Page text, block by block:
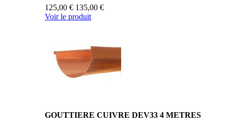
125,00 € 135,00 €
Voir le produit
GOUTTIERE CUIVRE DEV33 4 METRES